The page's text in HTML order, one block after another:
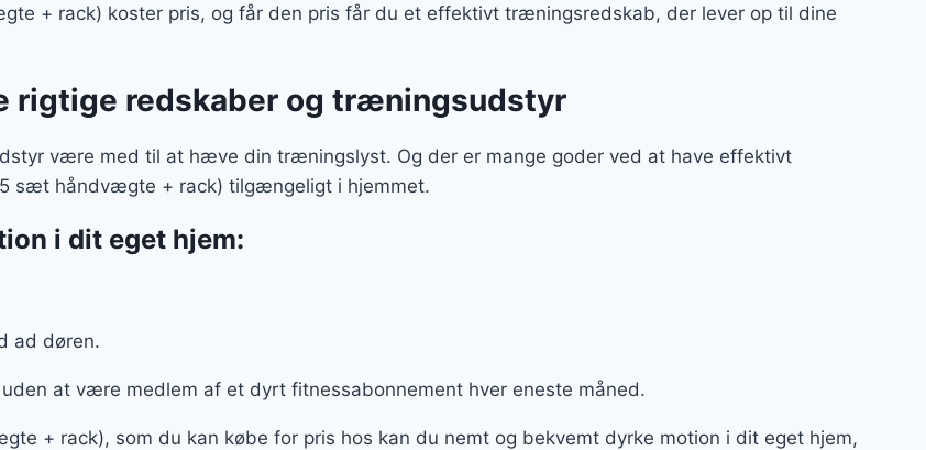
+ rack) koster pris, og får den pris får du et effektivt træningsredskab, der lever op til dine
rigtige redskaber og træningsudstyr
være med til at hæve din træningslyst. Og der er mange goder ved at have effektivt
sæt håndvægte + rack) tilgængeligt i hjemmet.
i dit eget hjem:
ad døren.
at være medlem af et dyrt fitnessabonnement hver eneste måned.
+ rack), som du kan købe for pris hos kan du nemt og bekvemt dyrke motion i dit eget hjem,